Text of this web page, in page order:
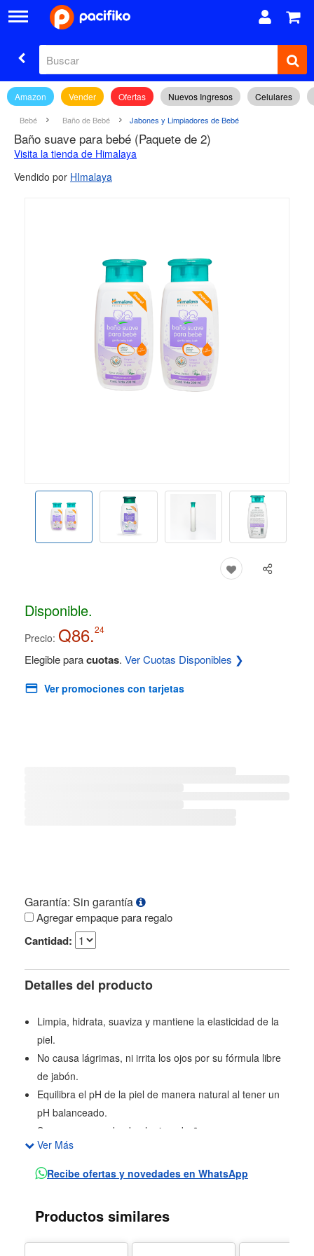
Amazon Vender Ofertas Nuevos Ingresos Celulares
Bebé Baño de Bebé Jabones y Limpiadores de Bebé
Baño suave para bebé (Paquete de 2)
Visita la tienda de Himalaya
Vendido por HImalaya
Disponible.
Precio: Q86.24
Elegible paracuotas. Ver Cuotas Disponibles ❯
Ver promociones con tarjetas
Garantía: Sin garantía
Agregar empaque para regalo
Cantidad:
Detalles del producto
Limpia, hidrata, suaviza y mantiene la elasticidad de la
piel.
No causa lágrimas, ni irrita los ojos por su fórmula libre
de jabón.
Equilibra el pH de la piel de manera natural al tener un
pH balanceado.
Suave y seguro desde el primer baño.
LIBRE DE: Parabenos, aceite mineral, SLS/SLES,
ftalatos, colores sintéticos e ingredientes de origen
dañado
Ver Más
Recibe ofertas y novedades en WhatsApp
Productos similares